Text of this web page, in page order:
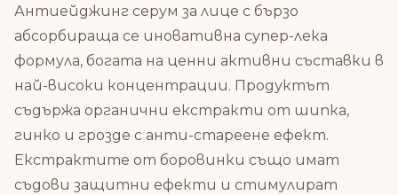
Антиейджинг серум за лице с бързо
абсорбираща се иновативна супер-лека
формула, богата на ценни активни съставки в
най-високи концентрации. Продуктът
съдържа органични екстракти от шипка,
гинко и грозде с анти-стареене ефект.
Екстрактите от боровинки също имат
съдови защитни ефекти и стимулират